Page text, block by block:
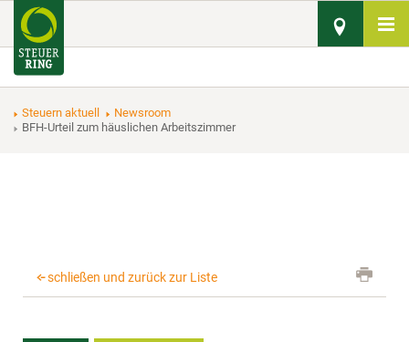
Steuern aktuell
Newsroom
BFH-Urteil zum häuslichen Arbeitszimmer
schließen und zurück zur Liste